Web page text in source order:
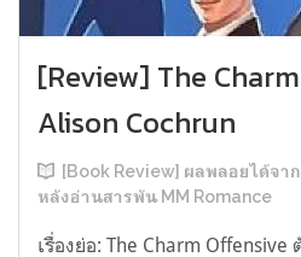
[Review] The
Alison Cochrun
[Book Review] ผลพลอยได้จา
หลังอ่านสารพัน MM Romance
เรื่องย่อ: The Charm Offensive